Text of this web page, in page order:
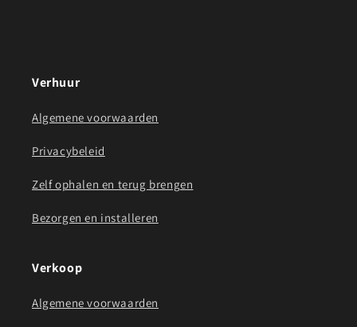
Verhuur
Algemene voorwaarden
Privacybeleid
Zelf ophalen en terug brengen
Bezorgen en installeren
Verkoop
Algemene voorwaarden